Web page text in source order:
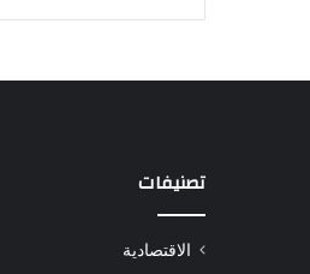
تصنيفات
الاقتصادية